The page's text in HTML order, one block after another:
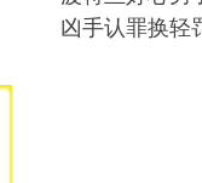
凶手认罪换轻